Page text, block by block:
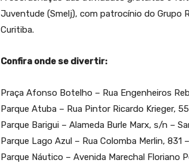
Juventude (Smelj), com patrocínio do Grupo
Curitiba.
Confira onde se divertir:
Praça Afonso Botelho – Rua Engenheiros
Parque Atuba – Rua Pintor Ricardo Krieger,
Parque Barigui – Alameda Burle Marx, s/n –
Parque Lago Azul – Rua Colomba Merlin, 831
Parque Náutico – Avenida Marechal Floriano